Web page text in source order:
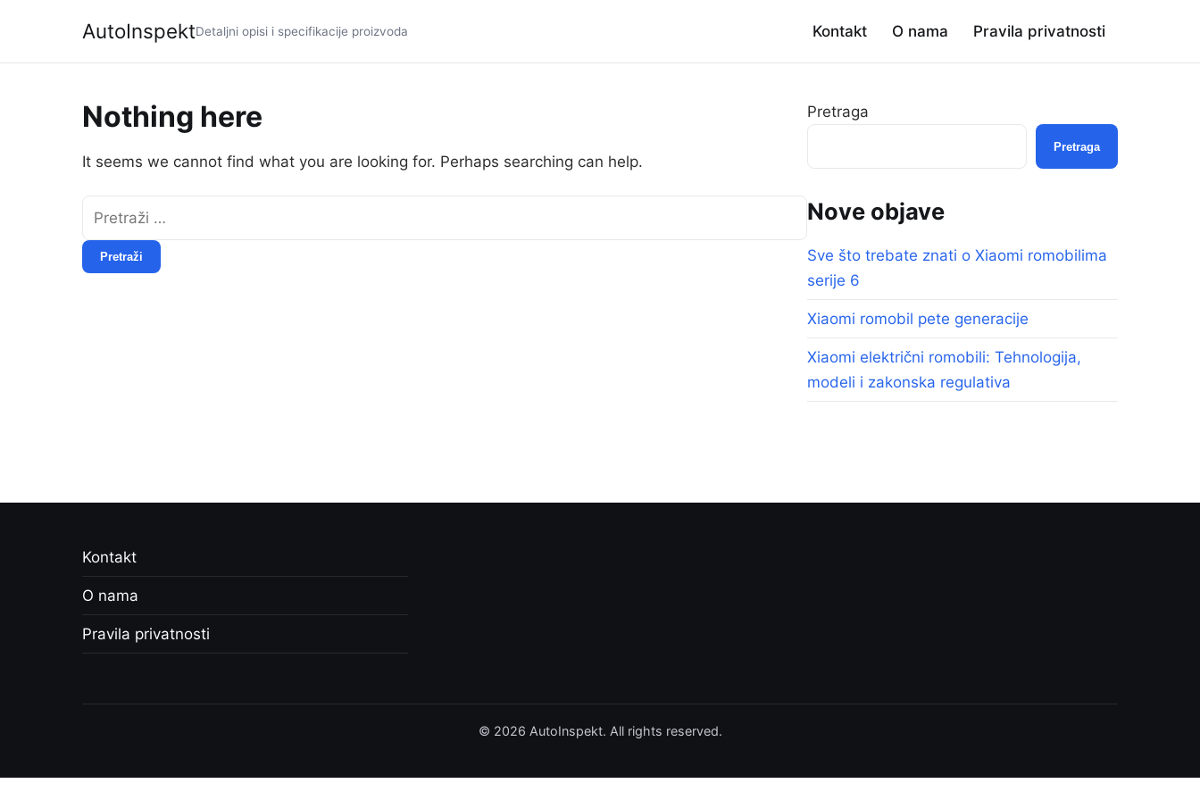
AutoInspektDetaljni opisi i specifikacije proizvoda Kontakt O nama Pravila privatnosti
Nothing here
It seems we cannot find what you are looking for. Perhaps searching can help.
Pretraga
Pretraga
Nove objave
Sve što trebate znati o Xiaomi romobilima
serije 6
Xiaomi romobil pete generacije
Xiaomi električni romobili: Tehnologija,
modeli i zakonska regulativa
Kontakt
O nama
Pravila privatnosti
© 2026 AutoInspekt. All rights reserved.